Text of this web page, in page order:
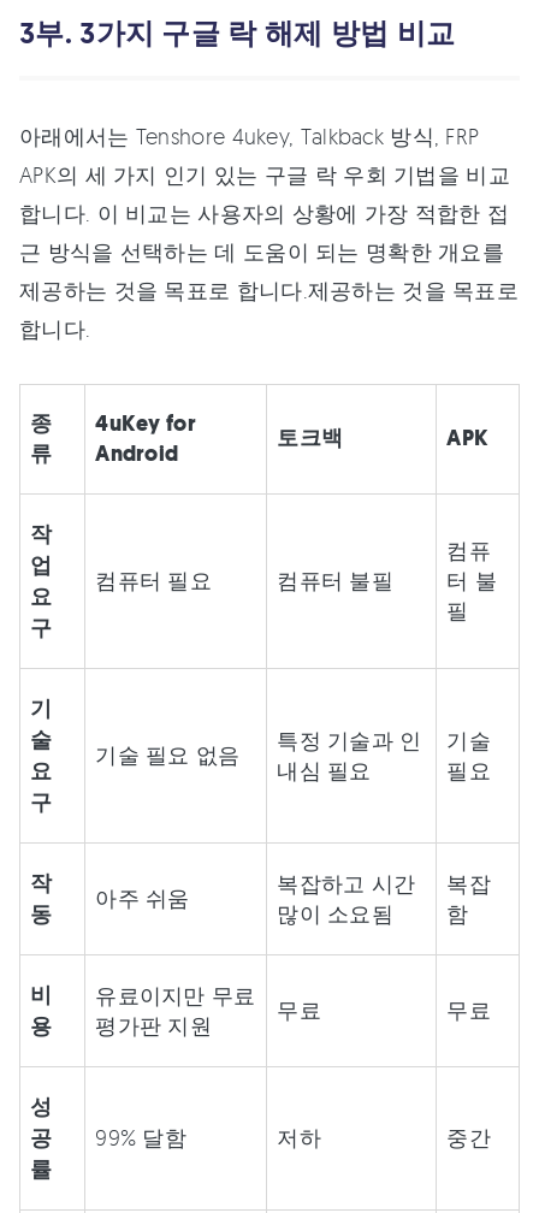
3부. 3가지 구글 락 해제 방법 비교
아래에서는 Tenshore 4ukey, Talkback 방식, FRP
APK의 세 가지 인기 있는 구글 락 우회 기법을 비교
합니다. 이 비교는 사용자의 상황에 가장 적합한 접
근 방식을 선택하는 데 도움이 되는 명확한 개요를
제공하는 것을 목표로 합니다.제공하는 것을 목표로
합니다.
종
류
4uKey for
Android
토크백 APK
작
업
요
구
컴퓨터 필요 컴퓨터 불필
컴퓨
터 불
필
기
술
요
구
기술 필요 없음
특정 기술과 인
내심 필요
기술
필요
작
동
아주 쉬움
복잡하고 시간
많이 소요됨
복잡
함
비
용
유료이지만 무료
평가판 지원
무료 무료
성
공
률
99% 달함 저하 중간